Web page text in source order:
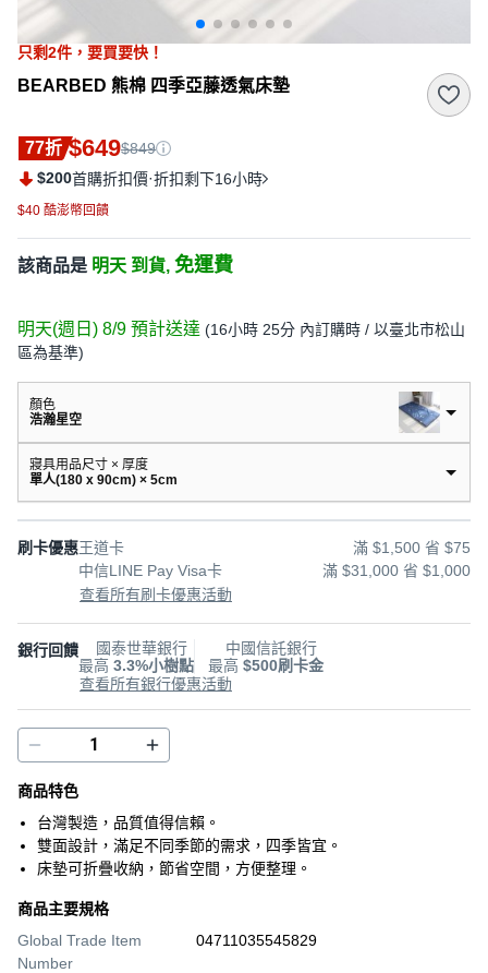
只剩2件， 要買要快！
BEARBED 熊棉 四季亞藤透氣床墊
77折 $649$849
$200首購折扣價·折扣剩下16小時
$40 酷澎幣回饋
該商品是 明天 到貨, 免運費
明天(週日) 8/9 預計送達 (16小時 25分 內訂購時 / 以臺北市松山
區為基準)
顏色
浩瀚星空
寢具用品尺寸 × 厚度
單人(180 x 90cm) × 5cm
刷卡優惠王道卡
滿 $1,500 省 $75
中信LINE Pay Visa卡
滿 $31,000 省 $1,000
查看所有刷卡優惠活動
銀行回饋
國泰世華銀行
最高 3.3%小樹點
中國信託銀行
最高 $500刷卡金
查看所有銀行優惠活動
商品特色
台灣製造，品質值得信賴。
雙面設計，滿足不同季節的需求，四季皆宜。
床墊可折疊收納，節省空間，方便整理。
商品主要規格
Global Trade Item
Number
04711035545829